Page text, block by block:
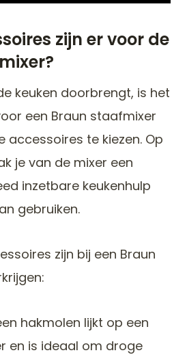
zijn er voor de
keuken doorbrengt, is het
een Braun staafmixer
accessoires te kiezen. Op
je van de mixer een
inzetbare keukenhulp
gebruiken.
zijn bij een Braun
hakmolen lijkt op een
en is ideaal om droge